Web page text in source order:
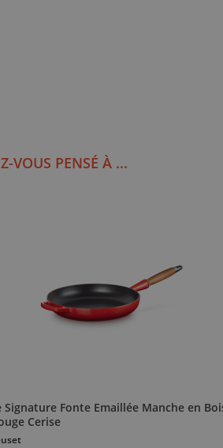
VOUS PENSÉ À ...
Signature Fonte Emaillée Manche en
Cerise